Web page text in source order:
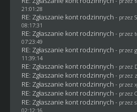
21:01:28
RE: Zgłaszanie kont rodzinnych - przez
08:17:31
RE: Zgłaszanie kont rodzinnych - przez
07:23:49
RE: Zgłaszanie kont rodzinnych - przez
11:39:14
RE: Zgłaszanie kont rodzinnych - przez
RE: Zgłaszanie kont rodzinnych - przez
RE: Zgłaszanie kont rodzinnych - przez
RE: Zgłaszanie kont rodzinnych - przez
RE: Zgłaszanie kont rodzinnych - przez
02:12:16